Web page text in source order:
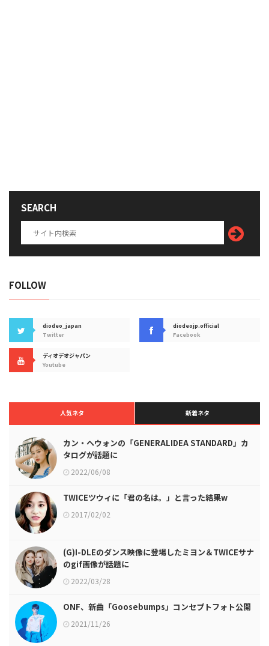
SEARCH
FOLLOW
diodeo_japan
Twitter
diodeojp.official
Facebook
ディオデオジャパン
Youtube
人気ネタ 新着ネタ
カン・ヘウォンの「GENERALIDEA STANDARD」カ
タログが話題に
2022/06/08
TWICEツウィに「君の名は。」と言った結果w
2017/02/02
(G)I-DLEのダンス映像に登場したミヨン＆TWICEサナ
のgif画像が話題に
2022/03/28
ONF、新曲「Goosebumps」コンセプトフォト公開
2021/11/26